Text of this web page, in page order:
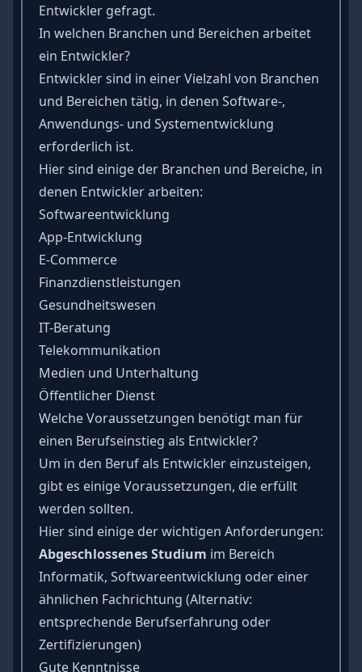
Entwickler gefragt.
In welchen Branchen und Bereichen arbeitet
ein Entwickler?
Entwickler sind in einer Vielzahl von Branchen
und Bereichen tätig, in denen Software-,
Anwendungs- und Systementwicklung
erforderlich ist.
Hier sind einige der Branchen und Bereiche, in
denen Entwickler arbeiten:
Softwareentwicklung
App-Entwicklung
E-Commerce
Finanzdienstleistungen
Gesundheitswesen
IT-Beratung
Telekommunikation
Medien und Unterhaltung
Öffentlicher Dienst
Welche Voraussetzungen benötigt man für
einen Berufseinstieg als Entwickler?
Um in den Beruf als Entwickler einzusteigen,
gibt es einige Voraussetzungen, die erfüllt
werden sollten.
Hier sind einige der wichtigen Anforderungen:
Abgeschlossenes Studium im Bereich
Informatik, Softwareentwicklung oder einer
ähnlichen Fachrichtung (Alternativ:
entsprechende Berufserfahrung oder
Zertifizierungen)
Gute Kenntnisse